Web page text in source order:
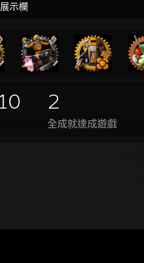
示欄
2
全成就達成遊戲